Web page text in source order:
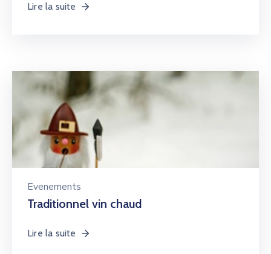
Lire la suite
Evenements
Traditionnel vin chaud
Lire la suite